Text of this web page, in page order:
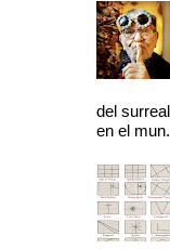
del
en el